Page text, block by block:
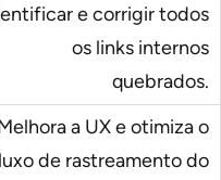
e corrigir todos
os links internos
quebrados.
a UX e otimiza o
de rastreamento do